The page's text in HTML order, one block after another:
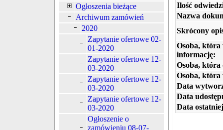
Ogłoszenia bieżące
Archiwum zamówień
2020
Zapytanie ofertowe 02-
01-2020
Zapytanie ofertowe 12-
03-2020
Zapytanie ofertowe 12-
03-2020
Zapytanie ofertowe 12-
03-2020
Ogłoszenie o
zamówieniu 08-07-
Ilość
Nazwa
Skrócony
Osoba, która
informację:
Osoba, która
Osoba, która
Data
Data
Data